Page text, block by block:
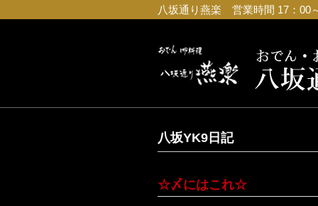
八坂通り燕楽 営業時間 17：
八坂YK9日記
☆〆にはこれ☆